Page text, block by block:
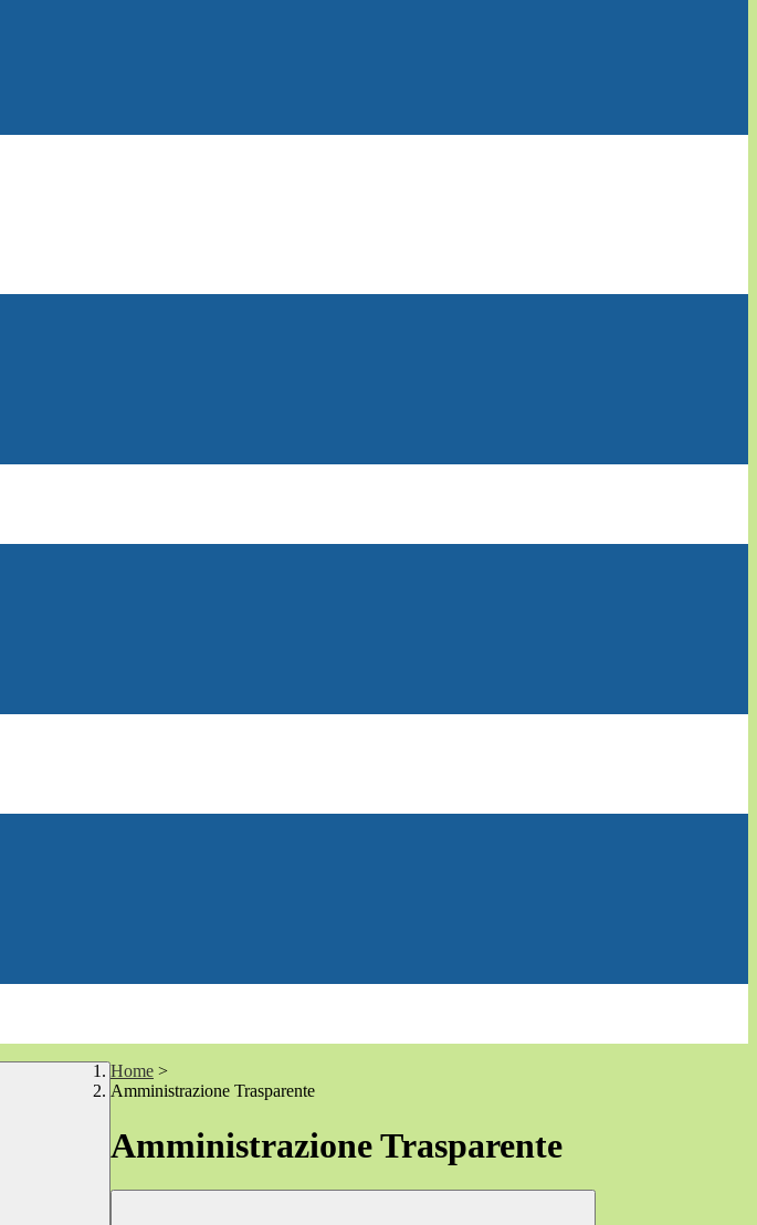
Home >
Amministrazione Trasparente
Amministrazione Trasparente